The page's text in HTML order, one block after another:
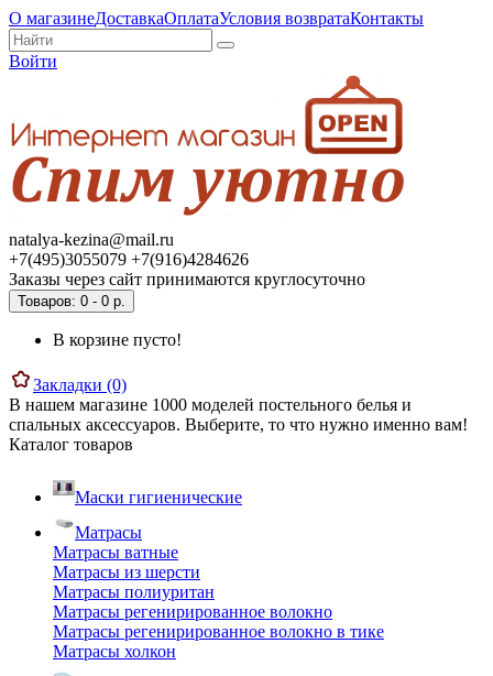
О магазинеДоставкаОплатаУсловия возвратаКонтакты
Войти
natalya-kezina@mail.ru
+7(495)3055079 +7(916)4284626
Заказы через сайт принимаются круглосуточно
Товаров: 0 - 0 р.
В корзине пусто!
Закладки (0)
В нашем магазине 1000 моделей постельного белья и
спальных аксессуаров. Выберите, то что нужно именно вам!
Каталог товаров
Маски гигиенические
Матрасы
Матрасы ватные
Матрасы из шерсти
Матрасы полиуритан
Матрасы регенирированное волокно
Матрасы регенирированное волокно в тике
Матрасы холкон